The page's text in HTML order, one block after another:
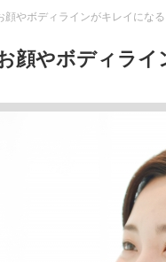
顔やボディラインがキレイになる
顔やボディライ